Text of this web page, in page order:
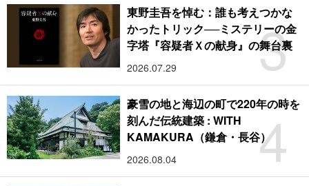
3
東野圭吾を悼む：誰も考えつかな
かったトリック──ミステリーの金
字塔『容疑者Ｘの献身』の舞台裏
2026.07.29
4
豪雪の地と海辺の町で220年の時を
刻んだ伝統建築 : WITH
KAMAKURA（鎌倉・長谷）
2026.08.04